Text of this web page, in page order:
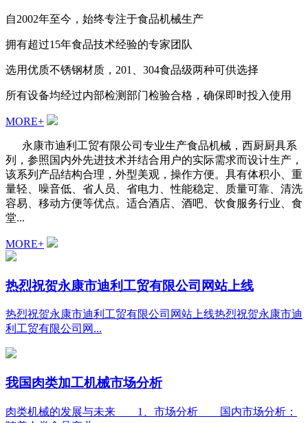
自2002年至今，始终专注于食品机械生产
拥有超过15年食品技术经验的专家团队
选用优质不锈钢材质，201、304食品级两种可供选择
所有设备均经过内部检测部门检验合格，确保即时投入使用
MORE+
永康市迪利工贸有限公司专业生产食品机械，西厨厨具系
列，参照国内外先进技术并结合用户的实际需求而设计生产，
该系列产品结构合理，外型美观，操作方便。具有体积小、重
量轻、噪音低、省人员、省电力、性能稳定、质量可靠、清洗
容易、移动方便等优点。适合酒店、酒吧、饮食服务行业、食
堂...
MORE+
热烈祝贺永康市迪利工贸有限公司网站上线
热烈祝贺永康市迪利工贸有限公司网站上线热烈祝贺永康市迪
利工贸有限公司网...
我国肉类加工机械市场分析
肉类机械的发展与未来 1、市场分析 国内市场分析：